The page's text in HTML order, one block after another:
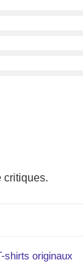
critiques.
shirts originaux